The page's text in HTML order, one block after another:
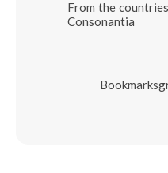
From the
Consonantia